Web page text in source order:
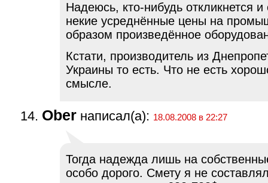
Надеюсь, кто-нибудь откликнется
некие усреднённые цены на
образом произведённое
Кстати, производитель из
Украины то есть. Что не есть
смысле.
Ober написал(а): 18.08.2008 в 22:27
Тогда надежда лишь на
особо дорого. Смету я не